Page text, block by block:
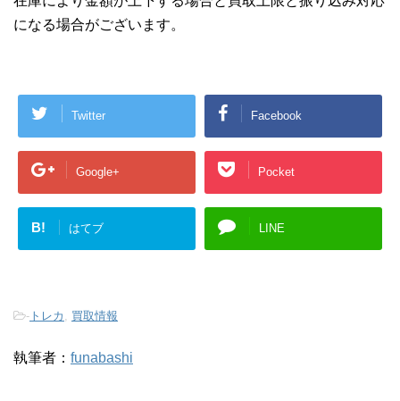
になる場合がございます。
Twitter Facebook
Google+ Pocket
B! はてブ LINE
- トレカ 買取情報
執筆者： funabashi